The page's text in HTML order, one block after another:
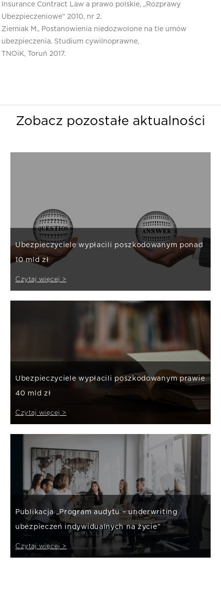
Insurance Contract Law a prawo polskie, „Rozprawy
Ubezpieczeniowe” 2010, nr 2.
Ziemiak M., Postanowienia niedozwolone na tle umów
ubezpieczenia. Studium cywilnoprawne,
TNOiK, Toruń 2017.
Zobacz pozostałe aktualności
Ubezpieczyciele wypłacili poszkodowanym ponad
10 mld zł
Czytaj więcej >
Ubezpieczyciele wypłacili poszkodowanym prawie
40 mld zł
Czytaj więcej >
Publikacja „Program audytu – underwriting
ubezpieczeń indywidualnych na życie”
Czytaj więcej >